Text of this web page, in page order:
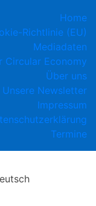
Home
Richtlinie (EU)
Mediadaten
Circular Economy
Über uns
Unsere Newsletter
Impressum
Termine